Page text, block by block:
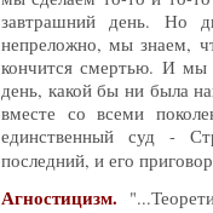
завтрашний день. Но
непреложно, мы знаем,
кончится смертью. И
день, какой бы ни была
вместе со всеми
единственный суд -
последний, и его
Агностицизм.